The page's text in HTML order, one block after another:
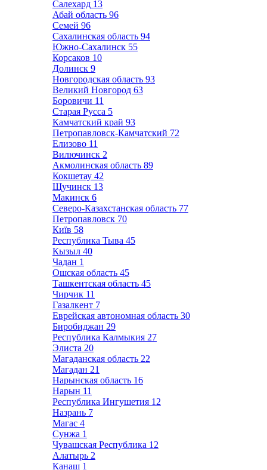
Салехард 13
Абай область 96
Семей 96
Сахалинская область 94
Южно-Сахалинск 55
Корсаков 10
Долинск 9
Новгородская область 93
Великий Новгород 63
Боровичи 11
Старая Русса 5
Камчатский край 93
Петропавловск-Камчатский 72
Елизово 11
Вилючинск 2
Акмолинская область 89
Кокшетау 42
Щучинск 13
Макинск 6
Северо-Казахстанская область 77
Петропавловск 70
Київ 58
Республика Тыва 45
Кызыл 40
Чадан 1
Ошская область 45
Ташкентская область 45
Чирчик 11
Газалкент 7
Еврейская автономная область 30
Биробиджан 29
Республика Калмыкия 27
Элиста 20
Магаданская область 22
Магадан 21
Нарынская область 16
Нарын 11
Республика Ингушетия 12
Назрань 7
Магас 4
Сунжа 1
Чувашская Республика 12
Алатырь 2
Канаш 1